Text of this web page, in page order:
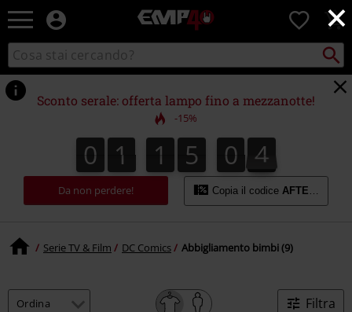
×
EMP
Musica,
Serie
&
Videogame
merch
Abbigliamento
Alternativo
0
Cerca
nel
catalogo
Cerca
Punto
di
ritiro
Sconto serale: offerta lampo fino a mezzanotte!
-15%
0
0 1
1 1
1 5
5 0
0 3
4
3
5
4
Da non perdere! Copia il codice AFTERWORK
Serie TV & Film DC Comics Abbigliamento bimbi (9)
Filtra